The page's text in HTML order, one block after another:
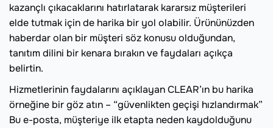
kazançlı çıkacaklarını hatırlatarak kararsız müşterileri
elde tutmak için de harika bir yol olabilir. Ürününüzden
haberdar olan bir müşteri söz konusu olduğundan,
tanıtım dilini bir kenara bırakın ve faydaları açıkça
belirtin.
Hizmetlerinin faydalarını açıklayan CLEAR’ın bu harika
örneğine bir göz atın – “güvenlikten geçişi hızlandırmak”
Bu e-posta, müşteriye ilk etapta neden kaydolduğunu